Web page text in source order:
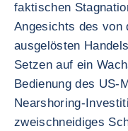
faktischen
Angesichts des von
ausgelösten
Setzen auf ein
Bedienung des US-
Nearshoring-
zweischneidiges